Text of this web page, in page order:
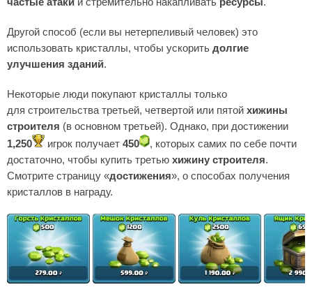
Другой способ (если вы нетерпеливый человек) это
использовать кристаллы, чтобы ускорить долгие
улучшения зданий.
Некоторые люди покупают кристаллы только
для строительства третьей, четвертой или пятой хижины
строителя (в основном третьей). Однако, при достижении
1,250
игрок получает 450
, которых самих по себе почти
достаточно, чтобы купить третью хижину строителя.
Смотрите страницу «достижения», о способах получения
кристаллов в награду.